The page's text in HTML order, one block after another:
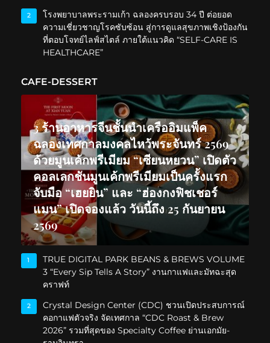
2
โรงพยาบาลพระรามเก้า ฉลองครบรอบ 34 ปี ต่อยอด
ความเชี่ยวชาญโรคซับซ้อน สู่การดูแลสุขภาพเชิงป้องกัน
ที่ตอบโจทย์ไลฟ์สไตล์ ภายใต้แนวคิด “SELF-CARE IS
HEALTHCARE”
CAFE-DESSERT
3 ร้านอาหารจีนชั้นนำเครืออิมแพ็ค
ฉลองเทศกาลมงคลไหว้พระจันทร์ 2569
ด้วยมูนเค้กพรีเมียม “เซียนหยวน” เปิดตัว
คอลเลกชันมูนเค้กพรีเมียมเป็นครั้งแรก
จับมือ “เฮยยิน” และ “ฮ่องกงฟิชเชอร์
แมน” เปิดจองแล้ว วันนี้ถึง 25 กันยายน
2569
1
TRUE DIGITAL PARK BEANS & BREWS VOLUME
3 “Every Sip Tells A Story” งานกาแฟและมัทฉะสุด
คราฟท์
2
Crystal Design Center (CDC) ชวนเปิดประสบการณ์
คอกาแฟตัวจริง จัดเทศกาล “CDC Roast & Brew
2026” รวมที่สุดของ Specialty Coffee ย่านเอกมัย-